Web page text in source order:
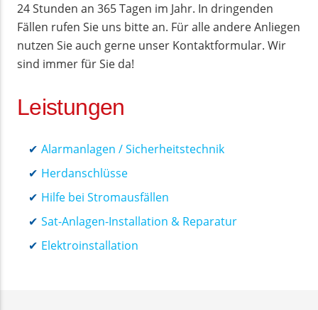
24 Stunden an 365 Tagen im Jahr. In dringenden
Fällen rufen Sie uns bitte an. Für alle andere Anliegen
nutzen Sie auch gerne unser Kontaktformular. Wir
sind immer für Sie da!
Leistungen
Alarmanlagen / Sicherheitstechnik
Herdanschlüsse
Hilfe bei Stromausfällen
Sat-Anlagen-Installation & Reparatur
Elektroinstallation